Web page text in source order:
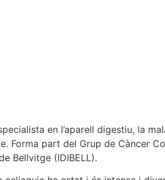
en l’aparell digestiu, la
Forma part del Grup de Càncer
Bellvitge (IDIBELL).